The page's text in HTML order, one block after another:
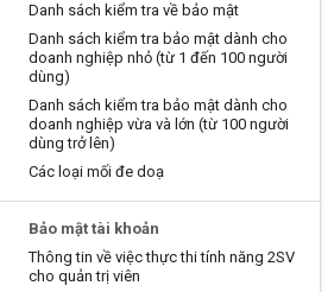
Danh sách kiểm tra về bảo mật
Danh sách kiểm tra bảo mật dành cho
doanh nghiệp nhỏ (từ 1 đến 100 người
dùng)
Danh sách kiểm tra bảo mật dành cho
doanh nghiệp vừa và lớn (từ 100 người
dùng trở lên)
Các loại mối đe doạ
Bảo mật tài khoản
Thông tin về việc thực thi tính năng 2SV
cho quản trị viên